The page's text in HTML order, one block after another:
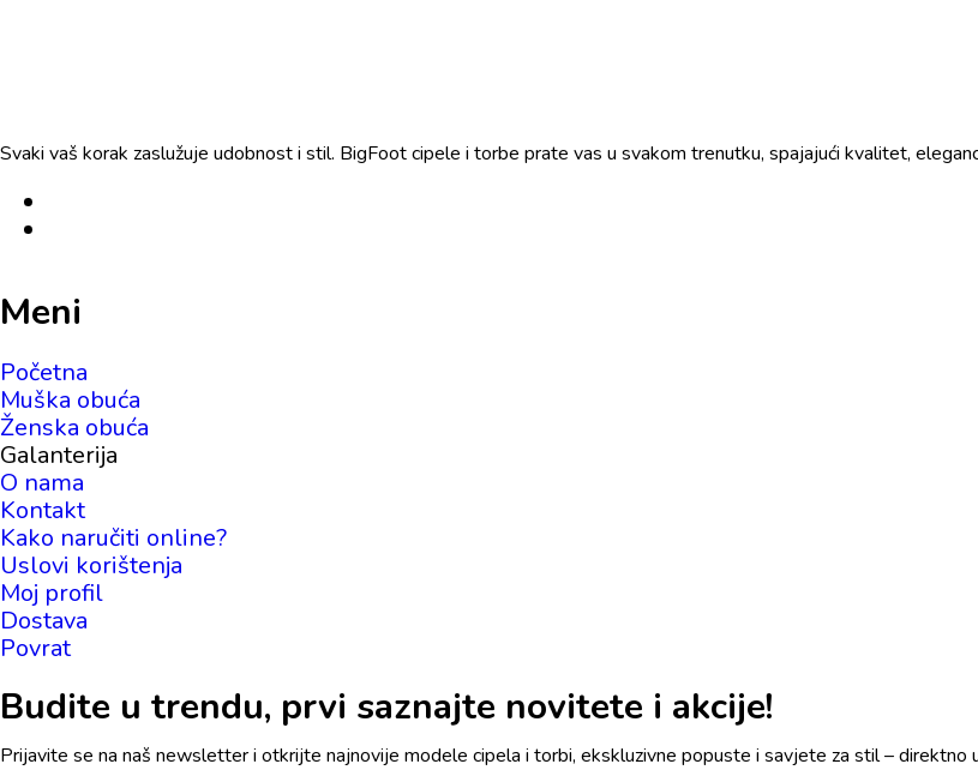
Svaki vaš korak zaslužuje udobnost i stil. BigFoot cipele i torbe prate vas u svakom trenutku, spajajući kvalitet,
Meni
Početna
Muška obuća
Ženska obuća
Galanterija
O nama
Kontakt
Kako naručiti online?
Uslovi korištenja
Moj profil
Dostava
Povrat
Budite u trendu, prvi saznajte novitete i akcije!
Prijavite se na naš newsletter i otkrijte najnovije modele cipela i torbi, ekskluzivne popuste i savjete za stil – direktno